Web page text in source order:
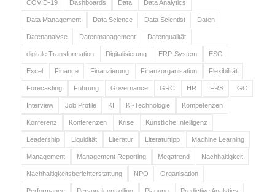
COVID-19 Dashboards Data Data Analytics
Data Management Data Science Data Scientist Daten
Datenanalyse Datenmanagement Datenqualität
digitale Transformation Digitalisierung ERP-System ESG
Excel Finance Finanzierung Finanzorganisation Flexibilität
Forecasting Führung Governance GRC HR IFRS IGC
Interview Job Profile KI KI-Technologie Kompetenzen
Konferenz Konferenzen Krise Künstliche Intelligenz
Leadership Liquidität Literatur Literaturtipp Machine Learning
Management Management Reporting Megatrend Nachhaltigkeit
Nachhaltigkeitsberichterstattung NPO Organisation